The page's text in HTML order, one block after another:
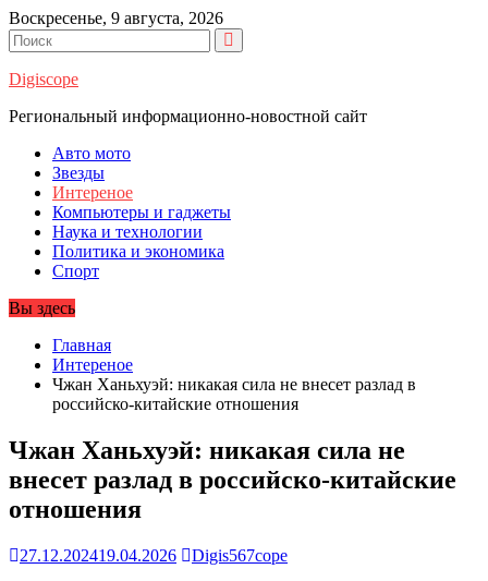
Перейти
к
содержимому
Воскресенье, 9 августа, 2026
Digiscope
Региональный информационно-новостной сайт
Авто мото
Звезды
Интереное
Компьютеры и гаджеты
Наука и технологии
Политика и экономика
Спорт
Вы здесь
Главная
Интереное
Чжан Ханьхуэй: никакая сила не внесет разлад в
российско-китайские отношения
Чжан Ханьхуэй: никакая сила не
внесет разлад в российско-китайские
отношения
27.12.202419.04.2026
Digis567cope